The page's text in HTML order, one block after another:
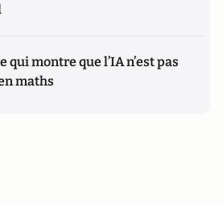
qui montre que l’IA n’est pas
maths